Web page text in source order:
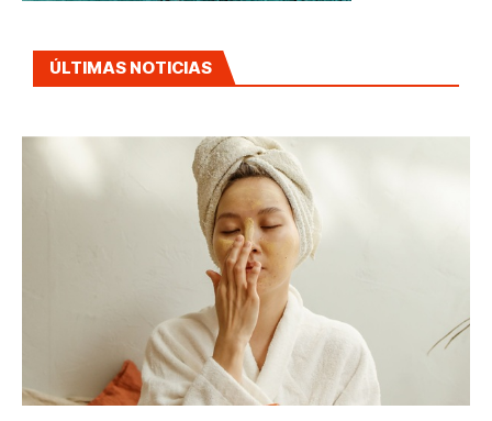
ÚLTIMAS NOTICIAS